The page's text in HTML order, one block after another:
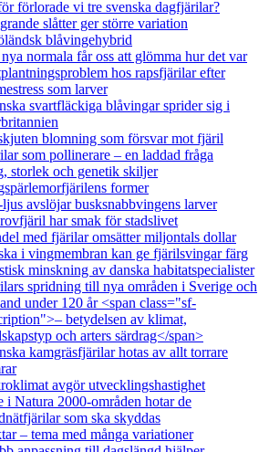
förlorade vi tre svenska dagfjärilar?
slåtter ger större variation
blåvingehybrid
normala får oss att glömma hur det var
hos rapsfjärilar efter
som larver
svartfläckiga blåvingar sprider sig i
blomning som försvar mot fjäril
som pollinerare – en laddad fråga
storlek och genetik skiljer
former
avslöjar busksnabbvingens larver
har smak för stadslivet
med fjärilar omsätter miljontals dollar
i vingmembran kan ge fjärilsvingar färg
minskning av danska habitatspecialister
spridning till nya områden i Sverige och
under 120 år <span class="sf-
betydelsen av klimat,
och arters särdrag</span>
kamgräsfjärilar hotas av allt torrare
avgör utvecklingshastighet
i Natura 2000-områden hotar de
som ska skyddas
– tema med många variationer